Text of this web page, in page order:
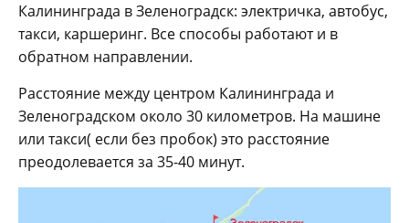
Калининграда в Зеленоградск: электричка, автобус,
такси, каршеринг. Все способы работают и в
обратном направлении.
Расстояние между центром Калининграда и
Зеленоградском около 30 километров. На машине
или такси( если без пробок) это расстояние
преодолевается за 35-40 минут.